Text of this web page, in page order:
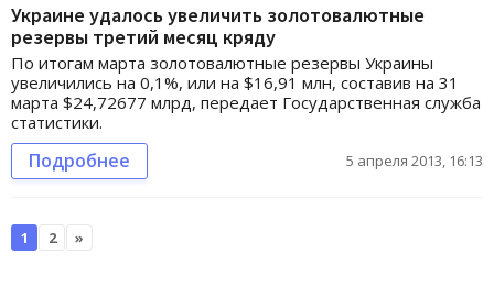
Украине удалось увеличить золотовалютные
резервы третий месяц кряду
По итогам марта золотовалютные резервы Украины
увеличились на 0,1%, или на $16,91 млн, составив на 31
марта $24,72677 млрд, передает Государственная служба
статистики.
Подробнее 5 апреля 2013, 16:13
1 2 »